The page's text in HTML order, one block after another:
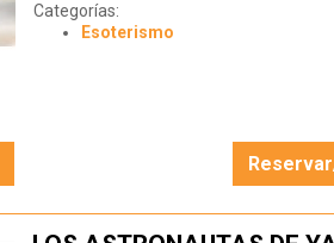
Categorías:
Esoterismo